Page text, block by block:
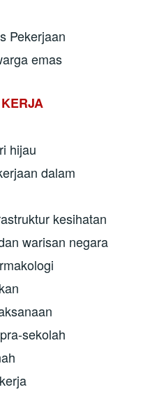
Pekerjaan
emas
hijau
dalam
kesihatan
warisan negara
sekolah